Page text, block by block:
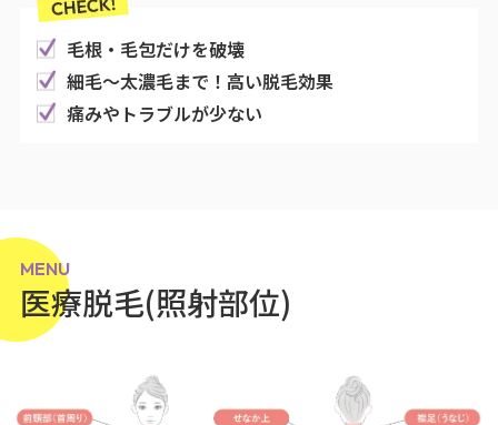
毛根・毛包だけを破壊
細毛～太濃毛まで！高い脱毛効果
痛みやトラブルが少ない
MENU
医療脱毛(照射部位)